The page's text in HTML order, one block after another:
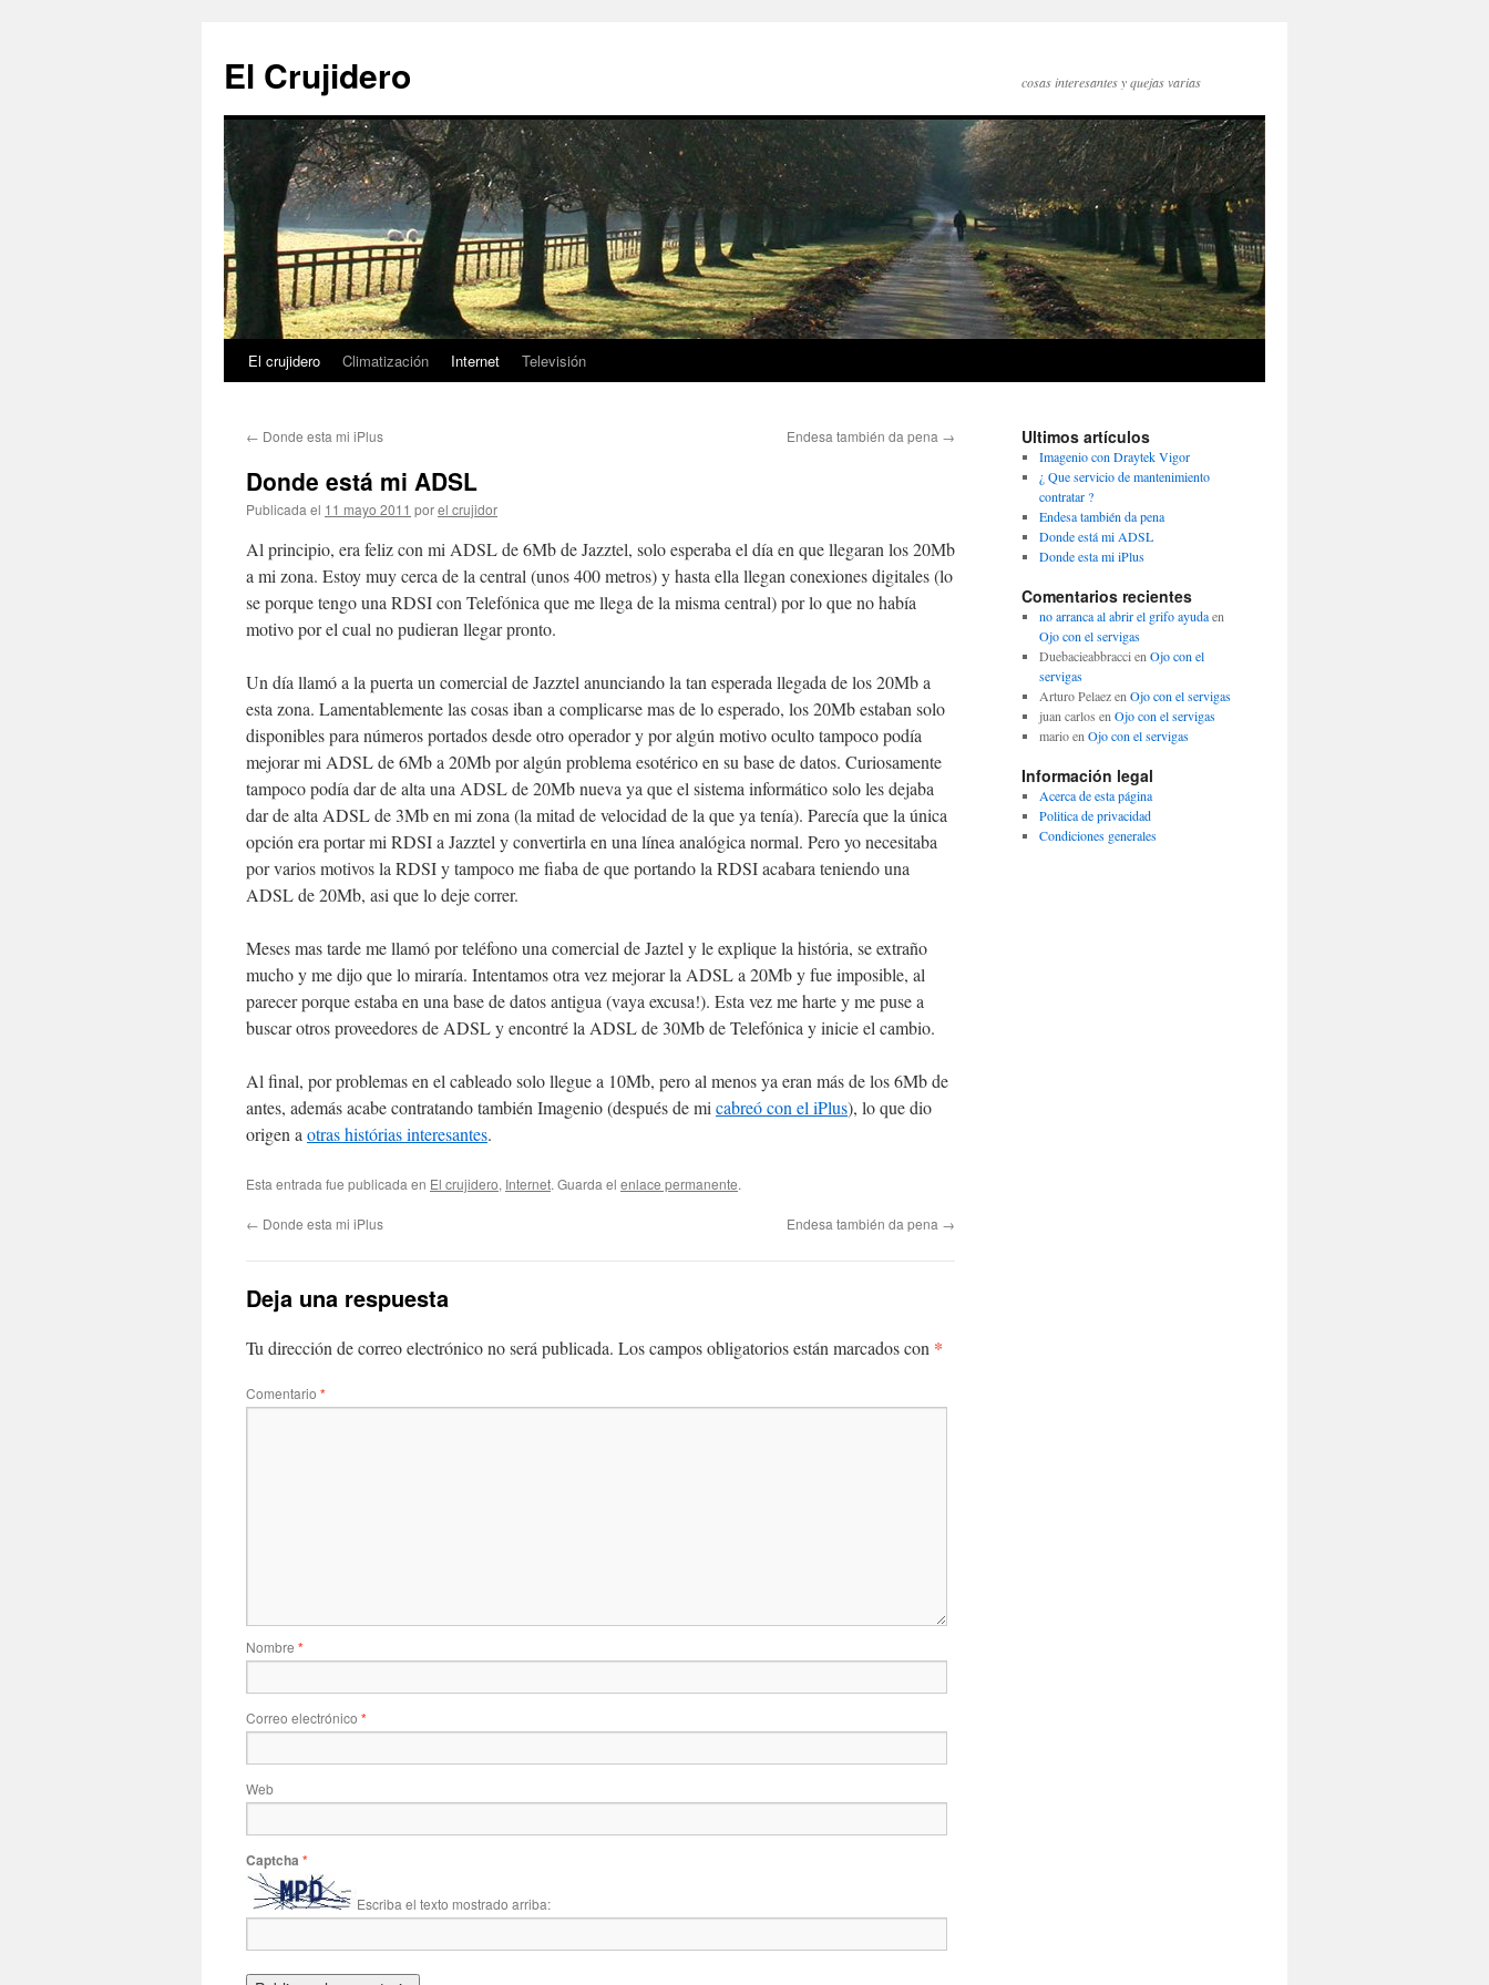
contenido
El Crujidero cosas interesantes y quejas varias
El crujidero Climatización Internet Televisión
← Donde esta mi iPlus Endesa también da pena →
Donde está mi ADSL
Publicada el 11 mayo 2011 porel crujidor
Al principio, era feliz con mi ADSL de 6Mb de Jazztel, solo esperaba el día en que llegaran los 20Mb
a mi zona. Estoy muy cerca de la central (unos 400 metros) y hasta ella llegan conexiones digitales (lo
se porque tengo una RDSI con Telefónica que me llega de la misma central) por lo que no había
motivo por el cual no pudieran llegar pronto.
Un día llamó a la puerta un comercial de Jazztel anunciando la tan esperada llegada de los 20Mb a
esta zona. Lamentablemente las cosas iban a complicarse mas de lo esperado, los 20Mb estaban solo
disponibles para números portados desde otro operador y por algún motivo oculto tampoco podía
mejorar mi ADSL de 6Mb a 20Mb por algún problema esotérico en su base de datos. Curiosamente
tampoco podía dar de alta una ADSL de 20Mb nueva ya que el sistema informático solo les dejaba
dar de alta ADSL de 3Mb en mi zona (la mitad de velocidad de la que ya tenía). Parecía que la única
opción era portar mi RDSI a Jazztel y convertirla en una línea analógica normal. Pero yo necesitaba
por varios motivos la RDSI y tampoco me fiaba de que portando la RDSI acabara teniendo una
ADSL de 20Mb, asi que lo deje correr.
Meses mas tarde me llamó por teléfono una comercial de Jaztel y le explique la história, se extraño
mucho y me dijo que lo miraría. Intentamos otra vez mejorar la ADSL a 20Mb y fue imposible, al
parecer porque estaba en una base de datos antigua (vaya excusa!). Esta vez me harte y me puse a
buscar otros proveedores de ADSL y encontré la ADSL de 30Mb de Telefónica y inicie el cambio.
Al final, por problemas en el cableado solo llegue a 10Mb, pero al menos ya eran más de los 6Mb de
antes, además acabe contratando también Imagenio (después de mi cabreó con el iPlus), lo que dio
origen a otras histórias interesantes.
Esta entrada fue publicada en El crujidero, Internet. Guarda el enlace permanente.
← Donde esta mi iPlus Endesa también da pena →
Deja una respuesta
Tu dirección de correo electrónico no será publicada. Los campos obligatorios están marcados con *
Comentario *
Nombre *
Correo electrónico *
Web
Captcha *
Escriba el texto mostrado arriba:
Ultimos artículos
Imagenio con Draytek Vigor
¿ Que servicio de mantenimiento
contratar ?
Endesa también da pena
Donde está mi ADSL
Donde esta mi iPlus
Comentarios recientes
no arranca al abrir el grifo ayudaen
Ojo con el servigas
Duebacieabbracci en Ojo con el
servigas
Arturo Pelaezen Ojo con el servigas
juan carlos en Ojo con el servigas
marioen Ojo con el servigas
Información legal
Acerca de esta página
Politica de privacidad
Condiciones generales